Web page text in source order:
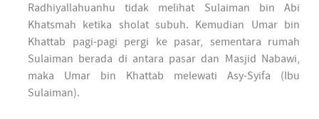
Radhiyallahuanhu tidak melihat Sulaiman bin Abi
Khatsmah ketika sholat subuh. Kemudian Umar bin
Khattab pagi-pagi pergi ke pasar, sementara rumah
Sulaiman berada di antara pasar dan Masjid Nabawi,
maka Umar bin Khattab melewati Asy-Syifa (Ibu
Sulaiman).